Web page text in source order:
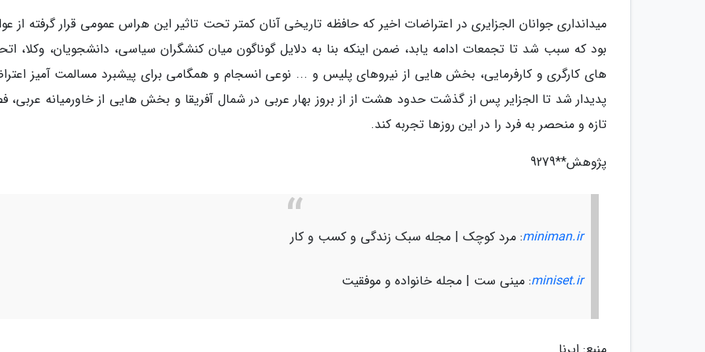
میدانداری جوانان الجزایری در اعتراضات اخیر که حافظه تاریخی آنان کمتر تحت تاثیر این هراس عمومی قرار گرفته از
بود که سبب شد تا تجمعات ادامه یابد، ضمن اینکه بنا به دلایل گوناگون میان کنشگران سیاسی، دانشجویان، وکلا،
های کارگری و کارفرمایی، بخش هایی از نیروهای پلیس و ... نوعی انسجام و همگامی برای پیشبرد مسالمت آمیز
پدیدار شد تا الجزایر پس از گذشت حدود هشت از از بروز بهار عربی در شمال آفریقا و بخش هایی از خاورمیانه عربی،
تازه و منحصر به فرد را در این روزها تجربه کند.
پژوهش**9279
miniman.ir: مرد کوچک | مجله سبک زندگی و کسب و کار
miniset.ir: مینی ست | مجله خانواده و موفقیت